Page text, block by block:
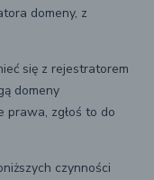
domeny, z
się z rejestratorem
domeny
prawa, zgłoś to do
czynności